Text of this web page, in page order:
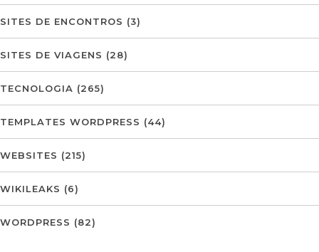
SITES DE ENCONTROS (3)
SITES DE VIAGENS (28)
TECNOLOGIA (265)
TEMPLATES WORDPRESS (44)
WEBSITES (215)
WIKILEAKS (6)
WORDPRESS (82)